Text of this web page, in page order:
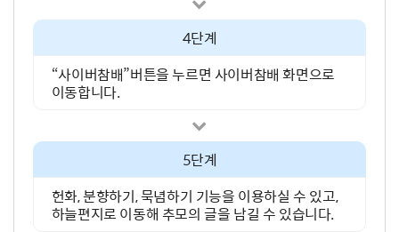
4단계
“사이버참배”버튼을 누르면 사이버참배 화면으로
이동합니다.
5단계
헌화, 분향하기, 묵념하기 기능을 이용하실 수 있고,
하늘편지로 이동해 추모의 글을 남길 수 있습니다.